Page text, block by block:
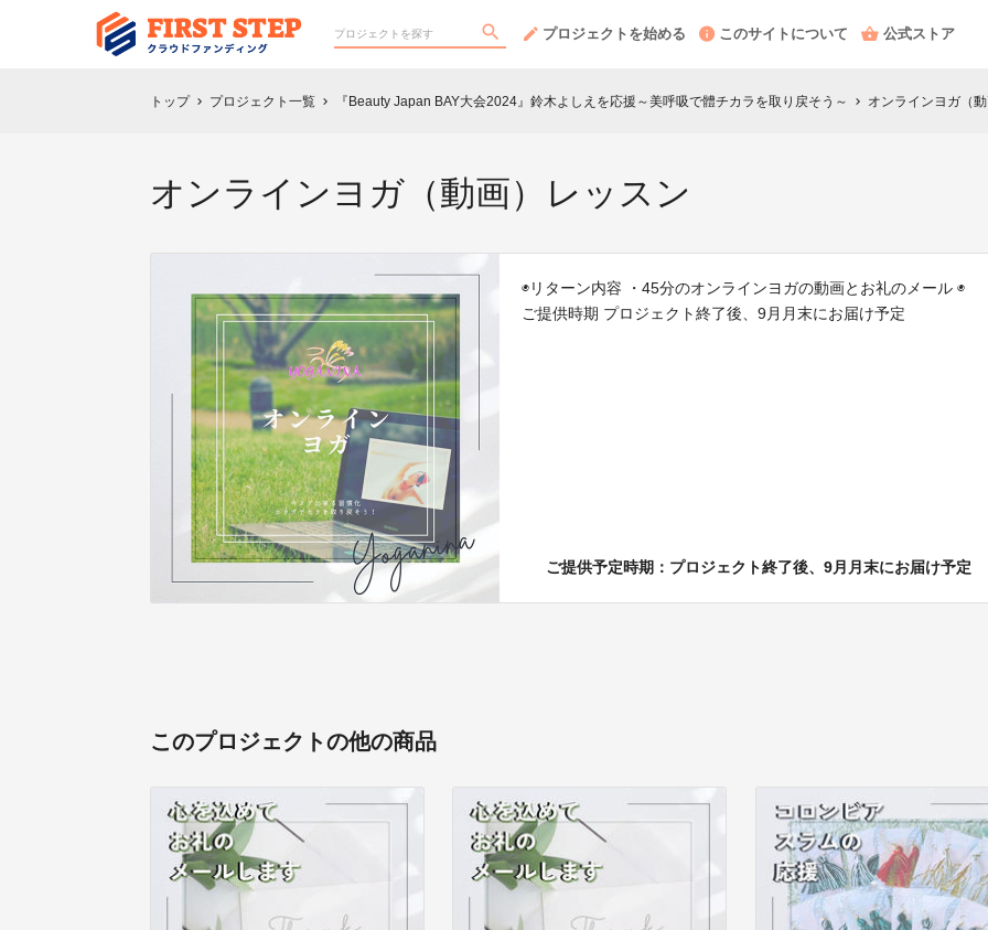
プロジェクトを始める このサイトについて 公式ストア
トップ chevron_right プロジェクト一覧 chevron_right 『Beauty Japan BAY大会2024』鈴木よしえを応援～美呼吸で體チカラを取り戻そう～ chevron_right オンラインヨガ（
オンラインヨガ（動画）レッスン
◉リターン内容 ・45分のオンラインヨガの動画とお礼のメール ◉
ご提供時期 プロジェクト終了後、9月月末にお届け予定
ご提供予定時期：プロジェクト終了後、9月月末にお届け予定
このプロジェクトの他の商品